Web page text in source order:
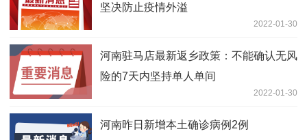
坚决防止疫情外溢
2022-01-30
河南驻马店最新返乡政策：不能确认无风
险的7天内坚持单人单间
2022-01-30
河南昨日新增本土确诊病例2例